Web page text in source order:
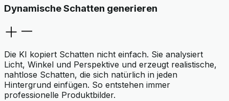
Dynamische Schatten generieren
Die KI kopiert Schatten nicht einfach. Sie analysiert
Licht, Winkel und Perspektive und erzeugt realistische,
nahtlose Schatten, die sich natürlich in jeden
Hintergrund einfügen. So entstehen immer
professionelle Produktbilder.